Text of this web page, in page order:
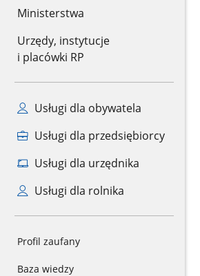
Ministerstwa
Urzędy, instytucje
i placówki RP
Usługi dla obywatela
Usługi dla przedsiębiorcy
Usługi dla urzędnika
Usługi dla rolnika
Profil zaufany
Baza wiedzy